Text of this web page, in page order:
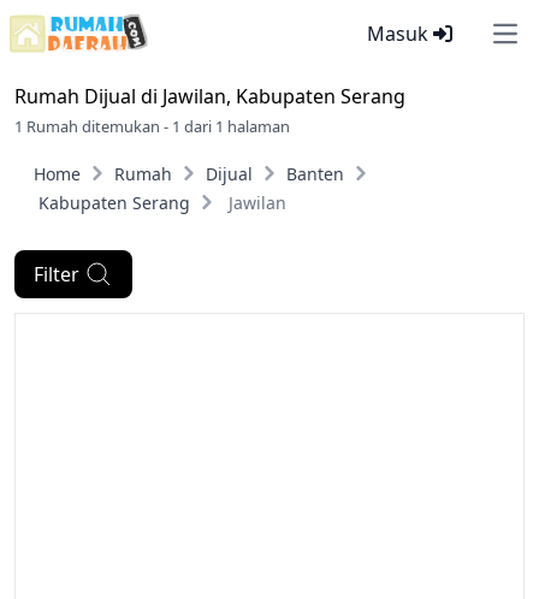
Masuk
Rumah Dijual di Jawilan, Kabupaten Serang
1 Rumah ditemukan - 1 dari 1 halaman
Home Rumah Dijual
Banten
Kabupaten Serang
Jawilan
Filter